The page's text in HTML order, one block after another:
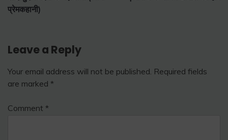
प्रेमकहानी)
Leave a Reply
Your email address will not be published. Required fields
are marked *
Comment *